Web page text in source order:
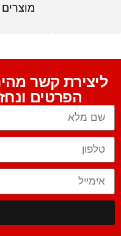
מוצרים
ליצירת קשר
הפרטים